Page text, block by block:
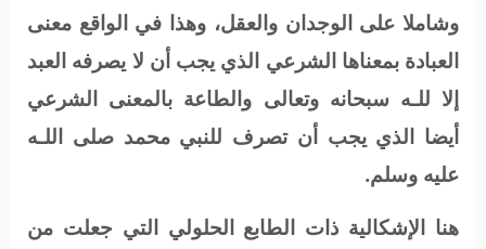
وشاملا على الوجدان والعقل، وهذا في الواقع معنى
العبادة بمعناها الشرعي الذي يجب أن لا يصرفه العبد
إلا للـه سبحانه وتعالى والطاعة بالمعنى الشرعي
أيضا الذي يجب أن تصرف للنبي محمد صلى اللـه
عليه وسلم.
هنا الإشكالية ذات الطابع الحلولي التي جعلت من